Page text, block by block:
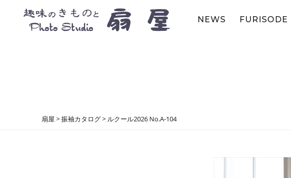
NEWS FURISODE
扇屋 >振袖カタログ> ルクール2026 No.A-104